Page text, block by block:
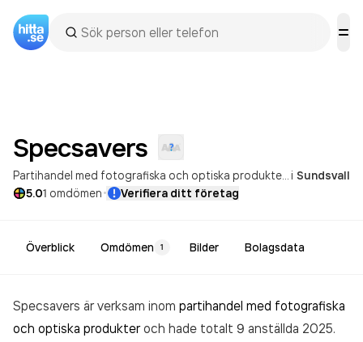
Specsavers
Försäljning
i Sundsvall
5.01 omdömen· Verifiera ditt företag
Överblick Omdömen 1 Bilder Bolagsdata
Specsavers är verksam inom partihandel med fotografiska
och optiska produkteroch hade totalt 9 anställda 2025.